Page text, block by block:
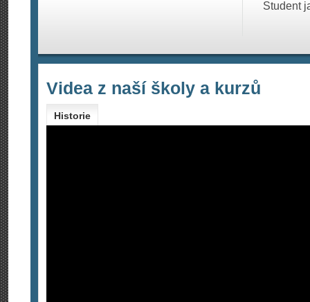
Student
Videa z naší školy a kurzů
Historie